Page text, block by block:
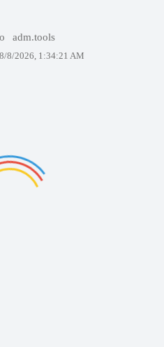
adm.tools
8/8/2026, 1:34:21 AM